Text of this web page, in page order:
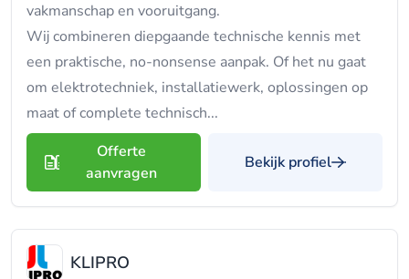
vakmanschap en vooruitgang.
Wij combineren diepgaande technische kennis met
een praktische, no-nonsense aanpak. Of het nu gaat
om elektrotechniek, installatiewerk, oplossingen op
maat of complete technisch...
Offerte
aanvragen
Bekijk profiel
KLIPRO